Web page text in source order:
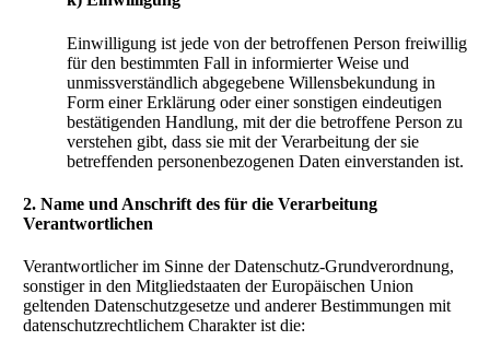
Einwilligung ist jede von der betroffenen Person freiwillig
für den bestimmten Fall in informierter Weise und
unmissverständlich abgegebene Willensbekundung in
Form einer Erklärung oder einer sonstigen eindeutigen
bestätigenden Handlung, mit der die betroffene Person zu
verstehen gibt, dass sie mit der Verarbeitung der sie
betreffenden personenbezogenen Daten einverstanden ist.
2. Name und Anschrift des für die Verarbeitung
Verantwortlichen
Verantwortlicher im Sinne der Datenschutz-Grundverordnung,
sonstiger in den Mitgliedstaaten der Europäischen Union
geltenden Datenschutzgesetze und anderer Bestimmungen mit
datenschutzrechtlichem Charakter ist die: